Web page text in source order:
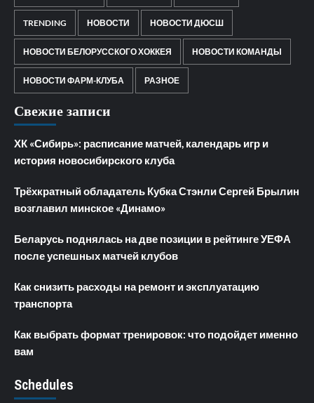
TRENDING НОВОСТИ НОВОСТИ ДЮСШ
НОВОСТИ БЕЛОРУССКОГО ХОККЕЯ НОВОСТИ КОМАНДЫ
НОВОСТИ ФАРМ-КЛУБА РАЗНОЕ
Свежие записи
ХК «Сибирь»: расписание матчей, календарь игр и
история новосибирского клуба
Трёхкратный обладатель Кубка Стэнли Сергей Брылин
возглавил минское «Динамо»
Беларусь поднялась на две позиции в рейтинге УЕФА
после успешных матчей клубов
Как снизить расходы на ремонт и эксплуатацию
транспорта
Как выбрать формат тренировок: что подойдет именно
вам
Schedules